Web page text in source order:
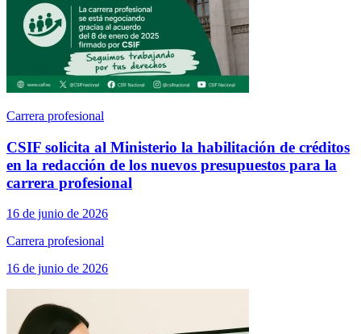
Carrera profesional
CSIF solicita al Ministerio la habilitación de créditos
en la redacción de los nuevos presupuestos para la
carrera profesional
16 de junio de 2026
Carrera profesional
16 de junio de 2026